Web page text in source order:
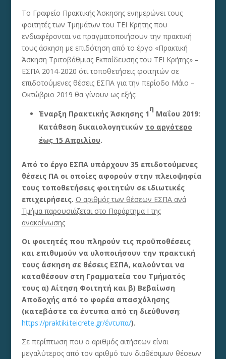
Το Γραφείο Πρακτικής Άσκησης ενημερώνει τους
φοιτητές των Τμημάτων του ΤΕΙ Κρήτης που
ενδιαφέρονται να πραγματοποιήσουν την πρακτική
τους άσκηση με επιδότηση από το έργο «Πρακτική
Άσκηση Τριτοβάθμιας Εκπαίδευσης του ΤΕΙ Κρήτης» –
ΕΣΠΑ 2014-2020 ότι τοποθετήσεις φοιτητών σε
επιδοτούμενες θέσεις ΕΣΠΑ για την περίοδο Μάιο –
Οκτώβριο 2019 θα γίνουν ως εξής:
Έναρξη Πρακτικής Άσκησης 1
η
Μαΐου 2019:
Κατάθεση δικαιολογητικών το αργότερο
έως 15 Απριλίου.
Από το έργο ΕΣΠΑ υπάρχουν 35 επιδοτούμενες
θέσεις ΠΑ οι οποίες αφορούν στην πλειοψηφία
τους τοποθετήσεις φοιτητών σε ιδιωτικές
επιχειρήσεις. Ο αριθμός των θέσεων ΕΣΠΑ ανά
Τμήμα παρουσιάζεται στο Παράρτημα Ι της
ανακοίνωσης
Οι φοιτητές που πληρούν τις προϋποθέσεις
και επιθυμούν να υλοποιήσουν την πρακτική
τους άσκηση σε θέσεις ΕΣΠΑ, καλούνται να
καταθέσουν στη Γραμματεία του Τμήματός
τους α) Αίτηση Φοιτητή και β) Βεβαίωση
Αποδοχής από το φορέα απασχόλησης
(κατεβάστε τα έντυπα από τη διεύθυνση:
https://praktiki.teicrete.gr/έντυπα/).
Σε περίπτωση που ο αριθμός αιτήσεων είναι
μεγαλύτερος από τον αριθμό των διαθέσιμων θέσεων